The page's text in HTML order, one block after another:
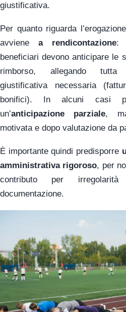
giustificativa.
Per quanto riguarda
avvienea rendicontazione:
beneficiari devono anticipare le
rimborso, allegando tutta
giustificativa necessaria
bonifici). In alcuni casi
un’anticipazione parziale,
motivata e dopo valutazione da
È importante quindi predisporre
amministrativa rigoroso, per
contributo per
documentazione.